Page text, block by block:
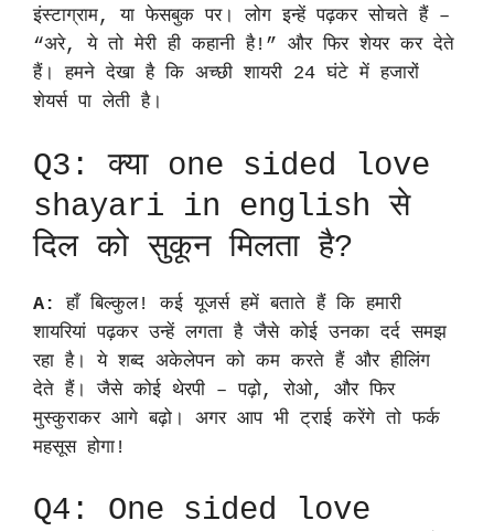
इंस्टाग्राम, या फेसबुक पर। लोग इन्हें पढ़कर सोचते हैं –
“अरे, ये तो मेरी ही कहानी है!” और फिर शेयर कर देते
हैं। हमने देखा है कि अच्छी शायरी 24 घंटे में हजारों
शेयर्स पा लेती है।
Q3: क्या one sided love
shayari in english से
दिल को सुकून मिलता है?
A:
हाँ बिल्कुल! कई यूजर्स हमें बताते हैं कि हमारी
शायरियां पढ़कर उन्हें लगता है जैसे कोई उनका दर्द समझ
रहा है। ये शब्द अकेलेपन को कम करते हैं और हीलिंग
देते हैं। जैसे कोई थेरपी – पढ़ो, रोओ, और फिर
मुस्कुराकर आगे बढ़ो। अगर आप भी ट्राई करेंगे तो फर्क
महसूस होगा!
Q4: One sided love